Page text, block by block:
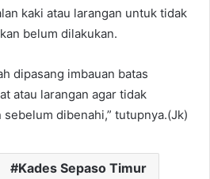
kaki atau larangan untuk tidak
belum dilakukan.
dipasang imbauan batas
atau larangan agar tidak
dibenahi,” tutupnya.(Jk)
Kades Sepaso Timur